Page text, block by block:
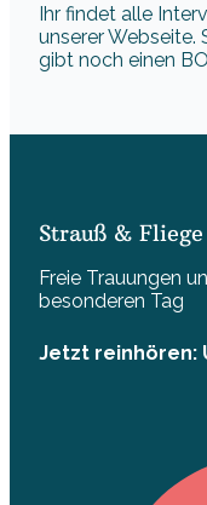
Ihr findet alle
unserer Webseite.
gibt noch einen
Strauß & Fliege
Freie Trauungen
besonderen Tag
Jetzt reinhören: